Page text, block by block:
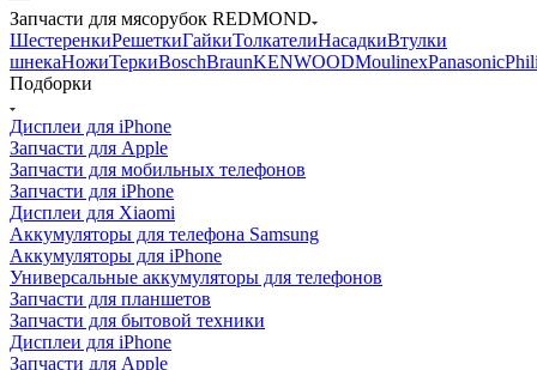
Запчасти для мясорубок REDMOND
ШестеренкиРешеткиГайкиТолкателиНасадкиВтулки
шнекаНожиТеркиBoschBraunKENWOODMoulinexPanasonic
Подборки
Дисплеи для iPhone
Запчасти для Apple
Запчасти для мобильных телефонов
Запчасти для iPhone
Дисплеи для Xiaomi
Аккумуляторы для телефона Samsung
Аккумуляторы для iPhone
Универсальные аккумуляторы для телефонов
Запчасти для планшетов
Запчасти для бытовой техники
Дисплеи для iPhone
Запчасти для Apple